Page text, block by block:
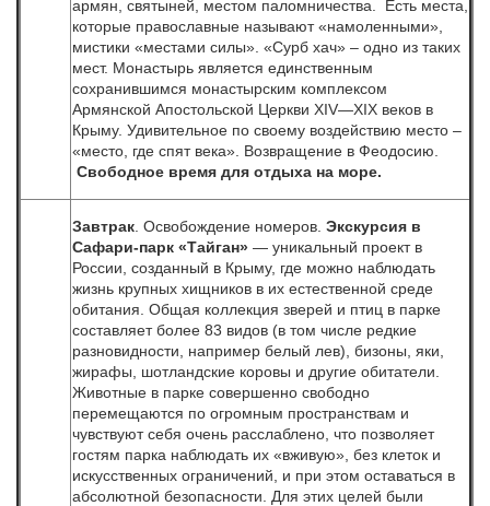
армян, святыней, местом паломничества. Есть места,
которые православные называют «намоленными»,
мистики «местами силы». «Сурб хач» – одно из таких
мест. Монастырь является единственным
сохранившимся монастырским комплексом
Армянской Апостольской Церкви XIV—XIX веков в
Крыму. Удивительное по своему воздействию место –
«место, где спят века». Возвращение в Феодосию.
Свободное время для отдыха на море.
Завтрак . Освобождение номеров. Экскурсия в
Сафари-парк «Тайган» — уникальный проект в
России, созданный в Крыму, где можно наблюдать
жизнь крупных хищников в их естественной среде
обитания. Общая коллекция зверей и птиц в парке
составляет более 83 видов (в том числе редкие
разновидности, например белый лев), бизоны, яки,
жирафы, шотландские коровы и другие обитатели.
Животные в парке совершенно свободно
перемещаются по огромным пространствам и
чувствуют себя очень расслаблено, что позволяет
гостям парка наблюдать их «вживую», без клеток и
искусственных ограничений, и при этом оставаться в
абсолютной безопасности. Для этих целей были